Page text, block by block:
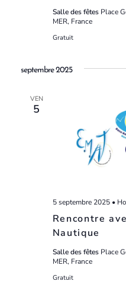
Salle des fêtes Place
MER, France
Gratuit
septembre 2025
VEN
5
Rencontre
Nautique
5 septembre 2025 •
Salle des fêtes Place
MER, France
Gratuit